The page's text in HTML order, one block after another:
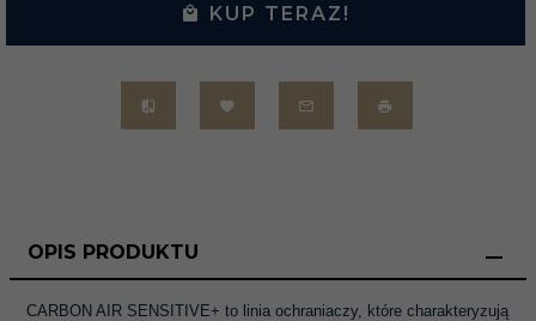
KUP TERAZ!
OPIS PRODUKTU
CARBON AIR SENSITIVE+ to linia ochraniaczy, które charakteryzują